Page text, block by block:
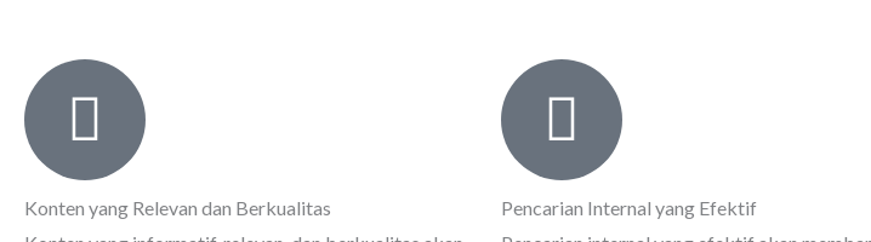
Konten yang Relevan dan Berkualitas
Pencarian Internal yang Efektif